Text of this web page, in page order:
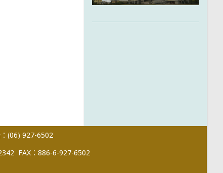
(06) 927-6502
FAX：886-6-927-6502